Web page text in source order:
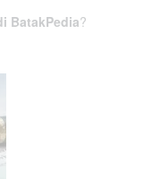
BatakPedia?